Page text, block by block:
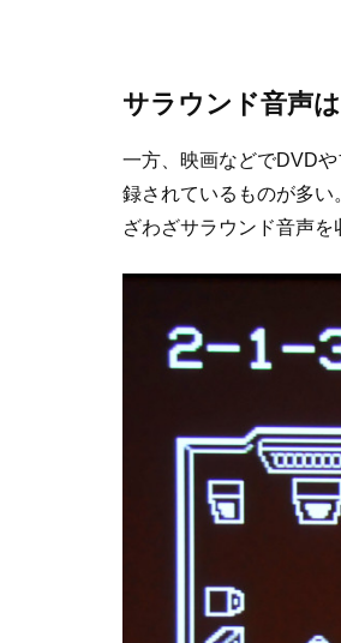
サラウンド音声
一方、映画などでDVD
録されているものが多
ざわざサラウンド音声を